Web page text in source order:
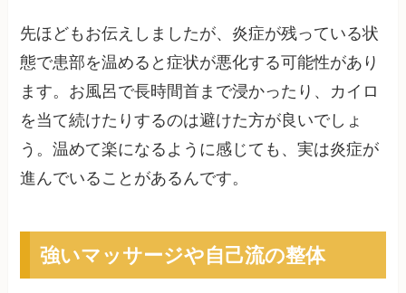
先ほどもお伝えしましたが、炎症が残っている状
態で患部を温めると症状が悪化する可能性があり
ます。お風呂で長時間首まで浸かったり、カイロ
を当て続けたりするのは避けた方が良いでしょ
う。温めて楽になるように感じても、実は炎症が
進んでいることがあるんです。
強いマッサージや自己流の整体